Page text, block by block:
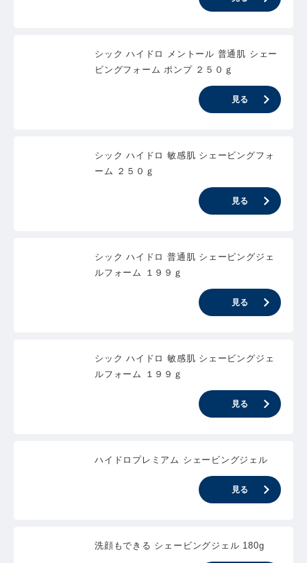
シック ハイドロ メントール 普通肌 シェー
ビングフォーム ポンプ ２５０ｇ
見る
シック ハイドロ 敏感肌 シェービングフォ
ーム ２５０ｇ
見る
シック ハイドロ 普通肌 シェービングジェ
ルフォーム １９９ｇ
見る
シック ハイドロ 敏感肌 シェービングジェ
ルフォーム １９９ｇ
見る
ハイドロプレミアム シェービングジェル
見る
洗顔もできる シェービングジェル 180g